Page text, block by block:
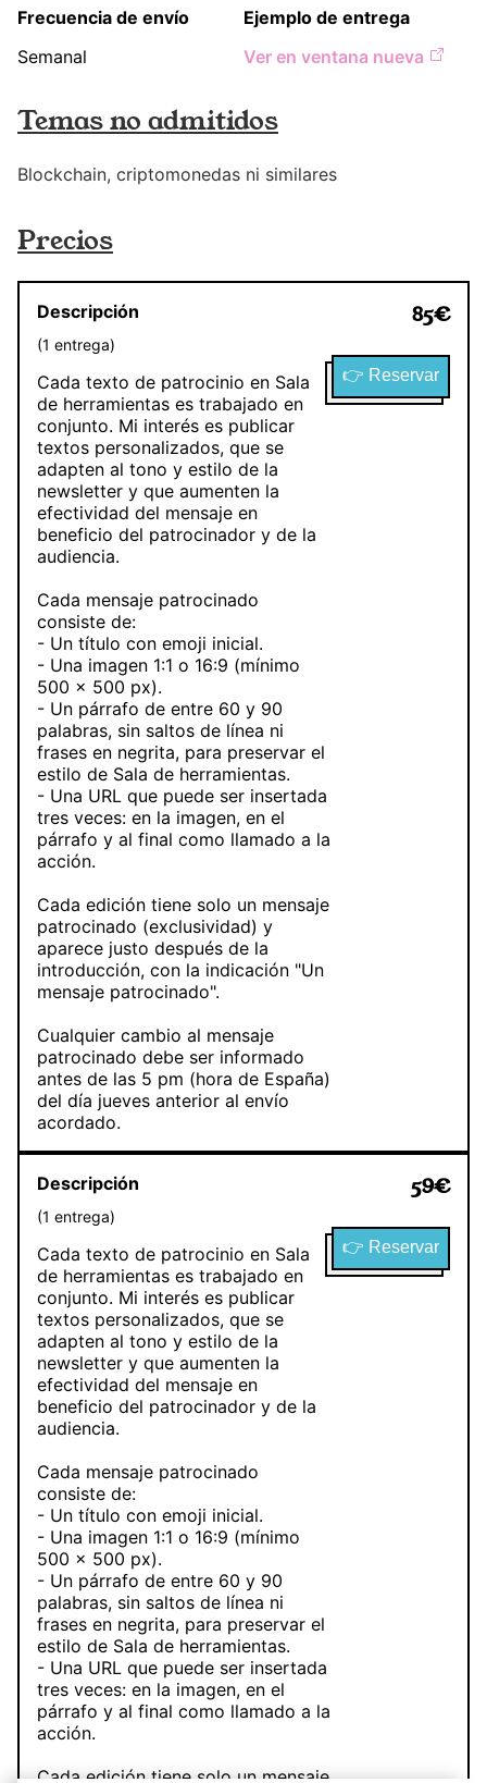
Frecuencia de envío
Semanal
Ejemplo de entrega
Ver en ventana nueva
Temas no admitidos
Blockchain, criptomonedas ni similares
Precios
Descripción
(1 entrega)
Cada texto de patrocinio en Sala
de herramientas es trabajado en
conjunto. Mi interés es publicar
textos personalizados, que se
adapten al tono y estilo de la
newsletter y que aumenten la
efectividad del mensaje en
beneficio del patrocinador y de la
audiencia.
Cada mensaje patrocinado
consiste de:
- Un título con emoji inicial.
- Una imagen 1:1 o 16:9 (mínimo
500 x 500 px).
- Un párrafo de entre 60 y 90
palabras, sin saltos de línea ni
frases en negrita, para preservar el
estilo de Sala de herramientas.
- Una URL que puede ser insertada
tres veces: en la imagen, en el
párrafo y al final como llamado a la
acción.
Cada edición tiene solo un mensaje
patrocinado (exclusividad) y
aparece justo después de la
introducción, con la indicación "Un
mensaje patrocinado".
Cualquier cambio al mensaje
patrocinado debe ser informado
antes de las 5 pm (hora de España)
del día jueves anterior al envío
acordado.
85€
👉 Reservar
Descripción
(1 entrega)
Cada texto de patrocinio en Sala
de herramientas es trabajado en
conjunto. Mi interés es publicar
textos personalizados, que se
adapten al tono y estilo de la
newsletter y que aumenten la
efectividad del mensaje en
beneficio del patrocinador y de la
audiencia.
Cada mensaje patrocinado
consiste de:
- Un título con emoji inicial.
- Una imagen 1:1 o 16:9 (mínimo
500 x 500 px).
- Un párrafo de entre 60 y 90
palabras, sin saltos de línea ni
frases en negrita, para preservar el
estilo de Sala de herramientas.
- Una URL que puede ser insertada
tres veces: en la imagen, en el
párrafo y al final como llamado a la
acción.
Cada edición tiene solo un mensaje
59€
👉 Reservar